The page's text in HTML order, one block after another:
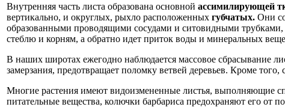
Внутренняя часть листа образована основной ассимилирующей
вертикально, и округлых, рыхло расположенных губчатых. Они
образованными проводящими сосудами и ситовидными
стеблю и корням, а обратно идет приток воды и минеральных
В наших широтах ежегодно наблюдается массовое сбрасывание
замерзания, предотвращает поломку ветвей деревьев. Кроме
Многие растения имеют видоизмененные листья, выполняющие
питательные вещества, колючки барбариса предохраняют его от